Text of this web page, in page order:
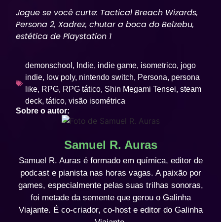
Jogue se você curte: Tactical Breach Wizards,
Persona 2, Xadrez, chutar a boca do Belzebu,
estética de Playstation 1
demonschool , Indie, indie game, isometrico, jogo
indie, low poly, nintendo switch, Persona, persona
like, RPG, RPG tático, Shin Megami Tensei,steam
deck,tático,visão isométrica
Sobre o autor:
Samuel R. Auras
Samuel R. Auras é formado em química, editor de
podcast e pianista nas horas vagas. A paixão por
games, especialmente pelas suas trilhas sonoras,
foi metade da semente que gerou o Galinha
Viajante. É co-criador, co-host e editor do Galinha